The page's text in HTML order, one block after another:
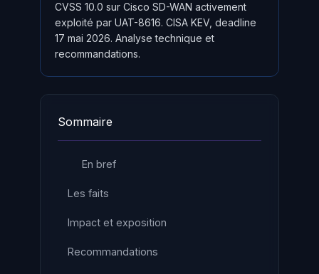
CVSS 10.0 sur Cisco SD-WAN activement
exploité par UAT-8616. CISA KEV, deadline
17 mai 2026. Analyse technique et
recommandations.
Sommaire
En bref
Les faits
Impact et exposition
Recommandations